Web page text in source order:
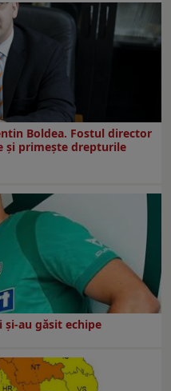
Boldea. Fostul director
și primește drepturile
au găsit echipe